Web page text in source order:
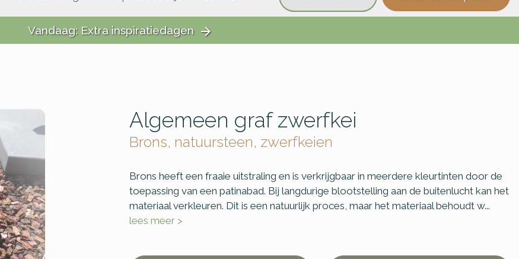
Vandaag: Extra inspiratiedagen arrow_forward
Algemeen graf zwerfkei
Brons, natuursteen, zwerfkeien
Brons heeft een fraaie uitstraling en is verkrijgbaar in meerdere kleurtinten door de
toepassing van een patinabad. Bij langdurige blootstelling aan de buitenlucht kan het
materiaal verkleuren. Dit is een natuurlijk proces, maar het materiaal behoudt w...
lees meer >